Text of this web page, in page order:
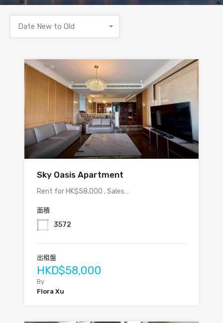
Date New to Old
Sky Oasis Apartment
Rent for HK$58,000 , Sales…
面積
3572
出租盤
HKD$58,000
By
Flora Xu